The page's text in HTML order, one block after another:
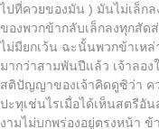
ไปที่ควยของมัน ) มันไม่เล็ก
ของพวกข้ากลับเล็กลงทุกสัด
ไม่มียกเว้น ฉะนั้นพวกข้าเหล่
มากว่าสามพันปีแล้ว เจ้าลอง
สติปัญญาของเจ้าคิดดูซิว่า ค
ปะทุเช่นไรเมื่อได้เห็นสตรีอัน
งามไม่บกพร่องอยู่ตรงหน้า ข้